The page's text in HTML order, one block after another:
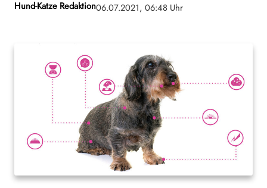
Hund-Katze Redaktion06.07.2021, 06:48 Uhr